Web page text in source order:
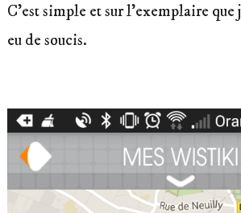
C’est simple et sur l’exemplaire que
eu de soucis.